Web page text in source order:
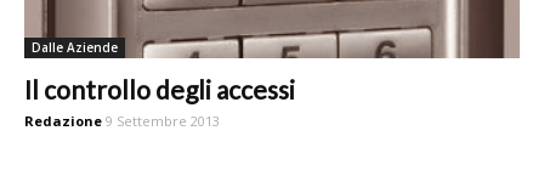
Dalle Aziende
Il controllo degli accessi
Redazione 9 Settembre 2013